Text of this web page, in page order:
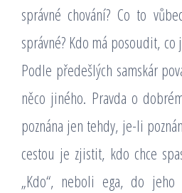
správné chování? Co to
správné? Kdo má posoudit, co
Podle předešlých samskár
něco jiného. Pravda o
poznána jen tehdy, je-li
cestou je zjistit, kdo chce
„Kdo“, neboli ega, do